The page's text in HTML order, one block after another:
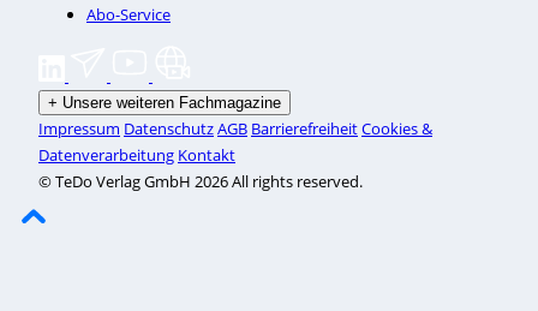
Abo-Service
+ Unsere weiteren Fachmagazine
Impressum DatenschutzAGB BarrierefreiheitCookies &
Datenverarbeitung Kontakt
© TeDo Verlag GmbH 2026 All rights reserved.